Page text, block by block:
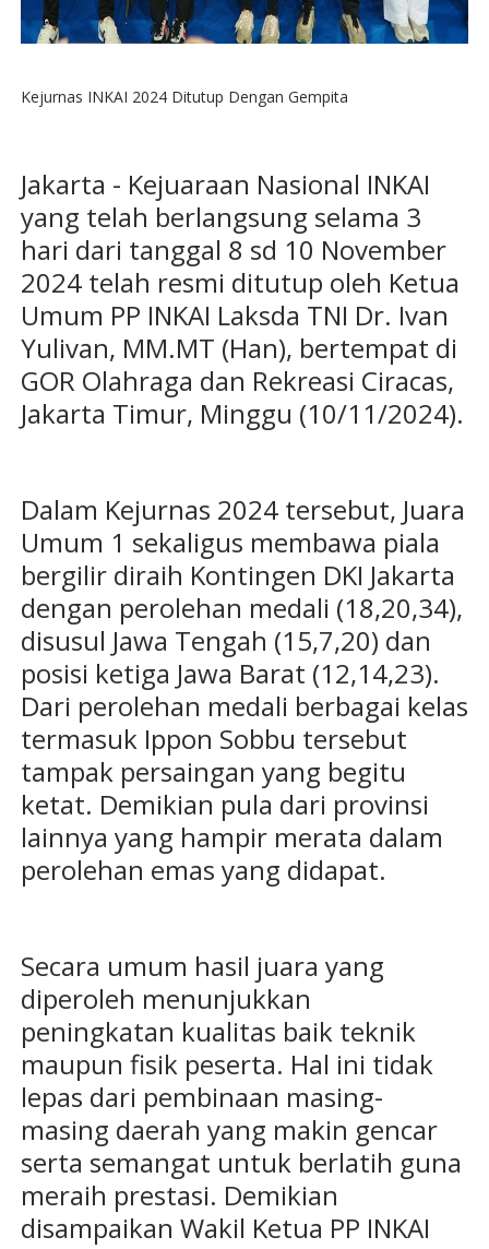
Kejurnas INKAI 2024 Ditutup Dengan Gempita
Jakarta - Kejuaraan Nasional INKAI
yang telah berlangsung selama 3
hari dari tanggal 8 sd 10 November
2024 telah resmi ditutup oleh Ketua
Umum PP INKAI Laksda TNI Dr. Ivan
Yulivan, MM.MT (Han), bertempat di
GOR Olahraga dan Rekreasi Ciracas,
Jakarta Timur, Minggu (10/11/2024).
Dalam Kejurnas 2024 tersebut, Juara
Umum 1 sekaligus membawa piala
bergilir diraih Kontingen DKI Jakarta
dengan perolehan medali (18,20,34),
disusul Jawa Tengah (15,7,20) dan
posisi ketiga Jawa Barat (12,14,23).
Dari perolehan medali berbagai kelas
termasuk Ippon Sobbu tersebut
tampak persaingan yang begitu
ketat. Demikian pula dari provinsi
lainnya yang hampir merata dalam
perolehan emas yang didapat.
Secara umum hasil juara yang
diperoleh menunjukkan
peningkatan kualitas baik teknik
maupun fisik peserta. Hal ini tidak
lepas dari pembinaan masing-
masing daerah yang makin gencar
serta semangat untuk berlatih guna
meraih prestasi. Demikian
disampaikan Wakil Ketua PP INKAI